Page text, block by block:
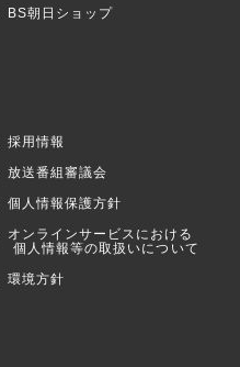
BS朝日ショップ
採用情報
放送番組審議会
個人情報保護方針
オンラインサービスにおける
個人情報等の取扱いについて
環境方針